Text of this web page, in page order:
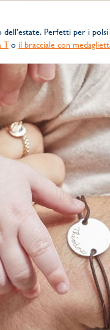
Perfetti per i
To il bracciale con